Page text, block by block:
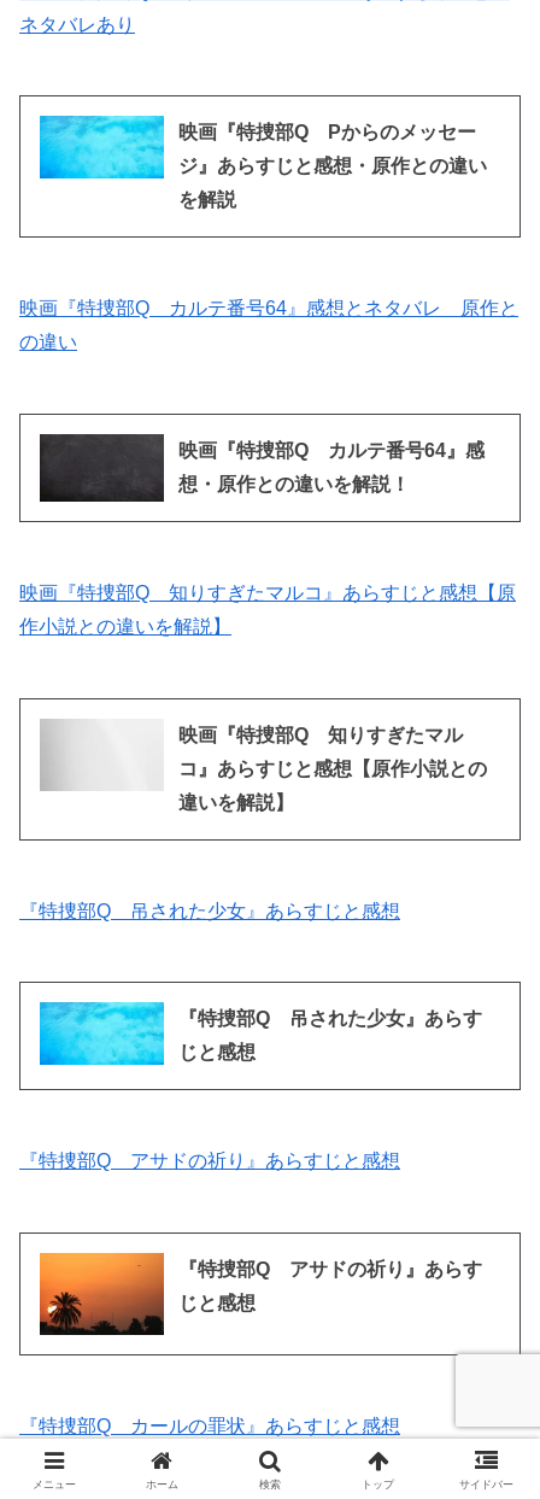
ネタバレあり
映画『特捜部Q Pからのメッセー
ジ』あらすじと感想・原作との違い
を解説
映画『特捜部Q カルテ番号64』感想とネタバレ 原作と
の違い
映画『特捜部Q カルテ番号64』感
想・原作との違いを解説！
映画『特捜部Q 知りすぎたマルコ』あらすじと感想【原
作小説との違いを解説】
映画『特捜部Q 知りすぎたマル
コ』あらすじと感想【原作小説との
違いを解説】
『特捜部Q 吊された少女』あらすじと感想
『特捜部Q 吊された少女』あらす
じと感想
『特捜部Q アサドの祈り』あらすじと感想
『特捜部Q アサドの祈り』あらす
じと感想
『特捜部Q カールの罪状』あらすじと感想
メニュー ホーム 検索 トップ サイドバー